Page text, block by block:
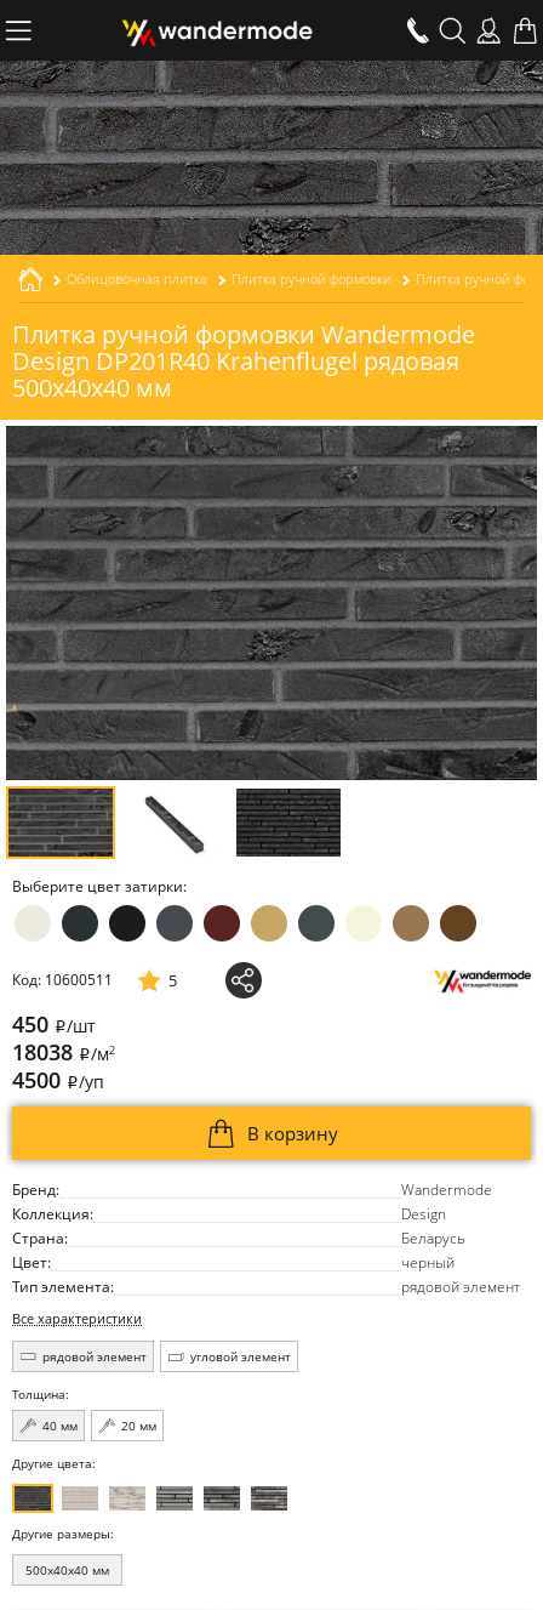
Облицовочная плитка Плитка ручной формовки
Плитка ручной формовки Wandermode
Design DP201R40 Krahenflugel рядовая
500x40x40 мм
Выберите цвет затирки:
Бренд:
Wandermode
Коллекция:
Design
Страна:
Беларусь
Цвет:
черный
Тип элемента:
рядовой элемент
Все характеристики
рядовой элемент угловой элемент
Толщина:
40 мм
20 мм
Код: 10600511 5
450 i/шт
18038 i/м2
4500 i/уп
В корзину
Другие цвета:
Другие размеры:
500x40x40 мм